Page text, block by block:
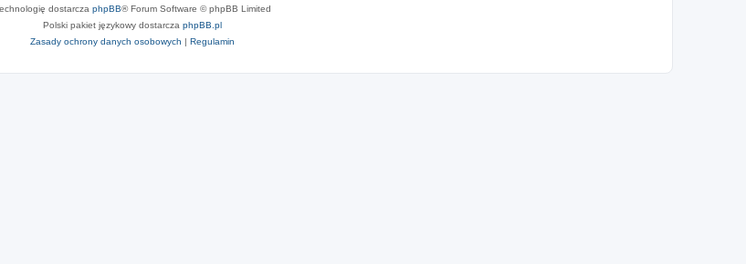
dostarcza phpBB® Forum Software © phpBB Limited
Polski pakiet językowy dostarcza phpBB.pl
Zasady ochrony danych osobowych | Regulamin